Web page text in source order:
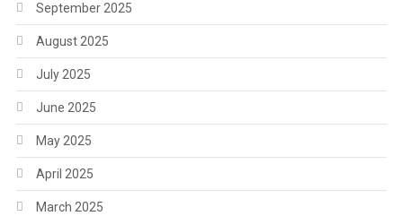
September 2025
August 2025
July 2025
June 2025
May 2025
April 2025
March 2025